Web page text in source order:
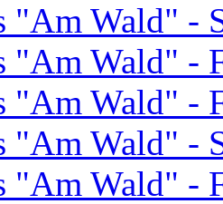
"Am Wald" -
"Am Wald" -
"Am Wald" -
"Am Wald" -
"Am Wald" -